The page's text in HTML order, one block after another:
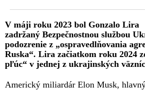
V máji roku 2023 bol Gonzalo Lira
zadržaný Bezpečnostnou službou
podozrenie z „ospravedlňovania
Ruska“. Lira začiatkom roku 2024
pľúc“ v jednej z ukrajinských
Americký miliardár Elon Musk,